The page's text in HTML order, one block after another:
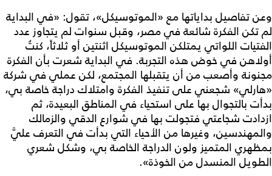
وعن تفاصيل بداياتها مع «الموتوسيكل»، تقول: «في البداية
لم تكن الفكرة شائعة في مصر، وقبل سنوات لم يتجاوز عدد
الفتيات اللواتي يمتلكن الموتوسيكل اثنتين أو ثلاثاً، كنتُ
أولاهن في خوض هذه التجربة. في البداية شعرت بأن الفكرة
مجنونة وأصعب من أن يتقبلها المجتمع، لكن عملي في شركة
«هارلي» شجعني على تنفيذ الفكرة وامتلاك دراجة خاصة بي،
بدأت بالتجوال بها على استحياء في المناطق البعيدة، ثم
ازدادت شجاعتي فتجولت بها في شوارع الدقي والزمالك
والمهندسين، وغيرها من الأحياء التي بدأت في التعرف عليَّ
بمظهري المتميز ولون الدراجة الخاصة بي، وشكل شعري
الطويل المنسدل من الخوذة».